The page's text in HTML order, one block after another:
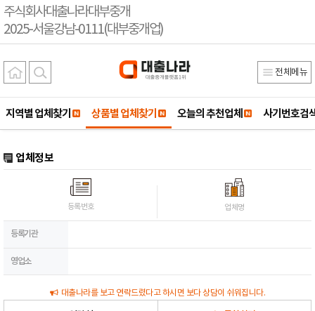
주식회사대출나라대부중개
2025-서울강남-0111(대부중개업)
전체메뉴
지역별 업체찾기 상품별 업체찾기 오늘의 추천업체 사기번호검
업체정보
등록번호 업체명
등록기관
영업소
대출나라를 보고 연락드렸다고 하시면 보다 상담이 쉬워집니다.